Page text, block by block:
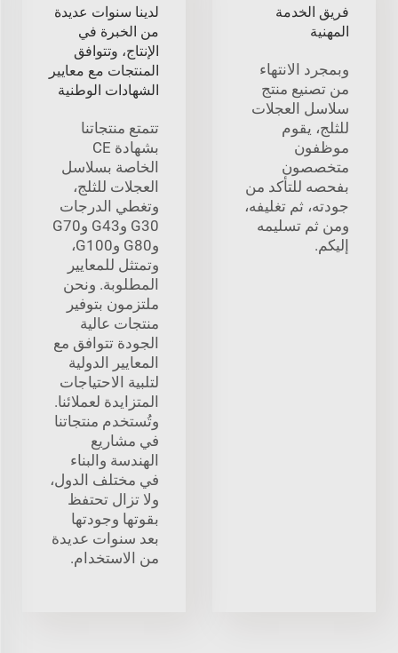
فريق الخدمة
المهنية
وبمجرد الانتهاء
من تصنيع منتج
سلاسل العجلات
للثلج، يقوم
موظفون
متخصصون
بفحصه للتأكد من
جودته، ثم تغليفه،
ومن ثم تسليمه
إليكم.
لدينا سنوات عديدة
من الخبرة في
الإنتاج، وتتوافق
المنتجات مع معايير
الشهادات الوطنية
تتمتع منتجاتنا
بشهادة CE
الخاصة بسلاسل
العجلات للثلج،
وتغطي الدرجات
G30 وG43 وG70
وG80 وG100،
وتمتثل للمعايير
المطلوبة. ونحن
ملتزمون بتوفير
منتجات عالية
الجودة تتوافق مع
المعايير الدولية
لتلبية الاحتياجات
المتزايدة لعملائنا.
وتُستخدم منتجاتنا
في مشاريع
الهندسة والبناء
في مختلف الدول،
ولا تزال تحتفظ
بقوتها وجودتها
بعد سنوات عديدة
من الاستخدام.